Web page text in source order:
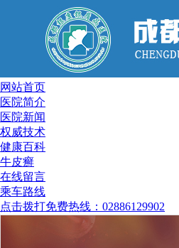
网站首页
医院简介
医院新闻
权威技术
健康百科
牛皮癣
在线留言
乘车路线
点击拨打免费热线：02886129902